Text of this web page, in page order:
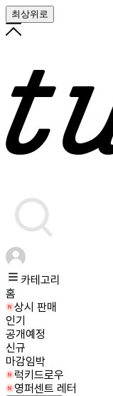
최상위로
카테고리
홈
상시 판매
인기
공개예정
신규
마감임박
럭키드로우
영퍼센트 레터